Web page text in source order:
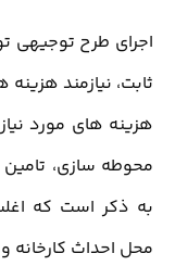
اجرای طرح توجیهی
ثابت، نیازمند
هزینه های مورد
محوطه سازی، تامین
به ذکر است که
محل احداث کارخانه